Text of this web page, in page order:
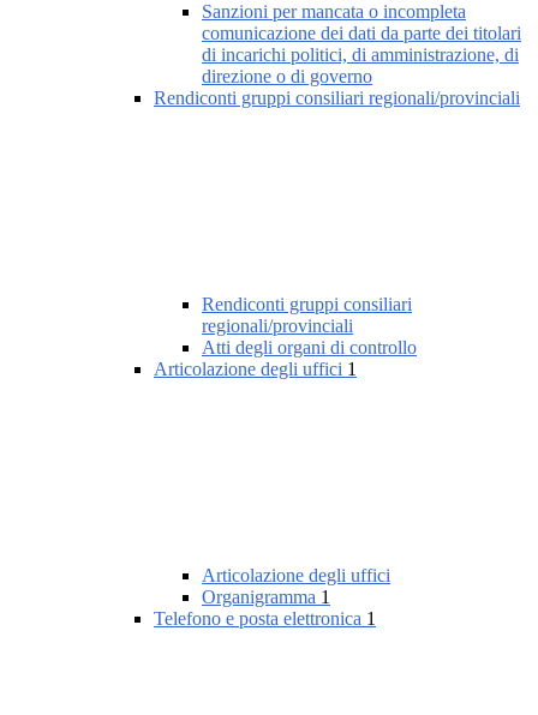
Sanzioni per mancata o incompleta
comunicazione dei dati da parte dei titolari
di incarichi politici, di amministrazione, di
direzione o di governo
Rendiconti gruppi consiliari regionali/provinciali
Rendiconti gruppi consiliari
regionali/provinciali
Atti degli organi di controllo
Articolazione degli uffici 1
Articolazione degli uffici
Organigramma 1
Telefono e posta elettronica 1